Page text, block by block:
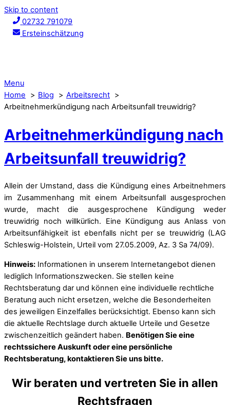
Skip to content
02732 791079
Ersteinschätzung
Menu
Home
Blog
Arbeitsrecht
Arbeitnehmerkündigung nach Arbeitsunfall treuwidrig?
Arbeitnehmerkündigung nach
Arbeitsunfall treuwidrig?
Allein der Umstand, dass die Kündigung eines Arbeitnehmers
im Zusammenhang mit einem Arbeitsunfall ausgesprochen
wurde, macht die ausgesprochene Kündigung weder
treuwidrig noch willkürlich. Eine Kündigung aus Anlass von
Arbeitsunfähigkeit ist ebenfalls nicht per se treuwidrig (LAG
Schleswig-Holstein, Urteil vom 27.05.2009, Az. 3 Sa 74/09).
Hinweis: Informationen in unserem Internetangebot dienen
lediglich Informationszwecken. Sie stellen keine
Rechtsberatung dar und können eine individuelle rechtliche
Beratung auch nicht ersetzen, welche die Besonderheiten
des jeweiligen Einzelfalles berücksichtigt. Ebenso kann sich
die aktuelle Rechtslage durch aktuelle Urteile und Gesetze
zwischenzeitlich geändert haben. Benötigen Sie eine
rechtssichere Auskunft oder eine persönliche
Rechtsberatung, kontaktieren Sie uns bitte.
Wir beraten und vertreten Sie in allen
Rechtsfragen